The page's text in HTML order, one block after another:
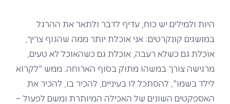
היות ולמילים יש כוח, עדיף לדבר ולתאר את ההרגל
במושגים קונקרטים: אני אוכלת יותר ממה שהגוף צריך,
אוכלת גם כשלא רעבה, אוכלת גם כשהאוכל לא טעים,
מרגישה צורך במשהו מתוק בסוף הארוחה. ממש "לקרוא
לילד בשמו", להסתכל לו בעיניים, להכיר בו, להכיר את
האספקטים השונים של האכילה המיותרת ומשם לפעול –